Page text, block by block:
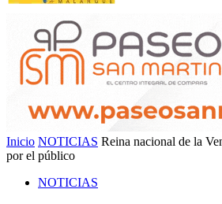
Inicio NOTICIAS Reina nacional de la
por el público
NOTICIAS